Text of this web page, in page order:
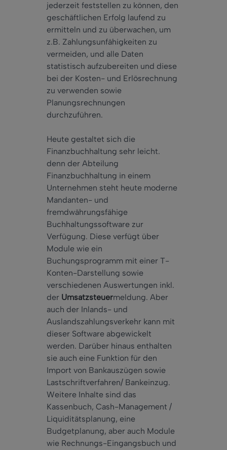
jederzeit feststellen zu können, den
geschäftlichen Erfolg laufend zu
ermitteln und zu überwachen, um
z.B. Zahlungsunfähigkeiten zu
vermeiden, und alle Daten
statistisch aufzubereiten und diese
bei der Kosten- und Erlösrechnung
zu verwenden sowie
Planungsrechnungen
durchzuführen.
Heute gestaltet sich die
Finanzbuchhaltung sehr leicht.
denn der Abteilung
Finanzbuchhaltung in einem
Unternehmen steht heute moderne
Mandanten- und
fremdwährungsfähige
Buchhaltungssoftware zur
Verfügung. Diese verfügt über
Module wie ein
Buchungsprogramm mit einer T-
Konten-Darstellung sowie
verschiedenen Auswertungen inkl.
der Umsatzsteuermeldung. Aber
auch der Inlands- und
Auslandszahlungsverkehr kann mit
dieser Software abgewickelt
werden. Darüber hinaus enthalten
sie auch eine Funktion für den
Import von Bankauszügen sowie
Lastschriftverfahren/ Bankeinzug.
Weitere Inhalte sind das
Kassenbuch, Cash-Management /
Liquiditätsplanung, eine
Budgetplanung, aber auch Module
wie Rechnungs-Eingangsbuch und